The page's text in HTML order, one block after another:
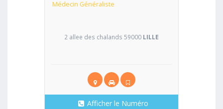
Médecin Généraliste
2 allee des chalands 59000 LILLE
Afficher le Numéro